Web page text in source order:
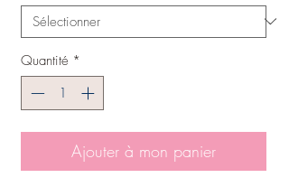
Quantité *
Ajouter à mon panier